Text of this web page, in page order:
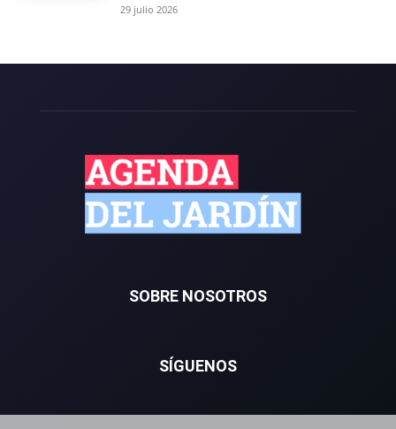
29 julio 2026
SOBRE NOSOTROS
SÍGUENOS